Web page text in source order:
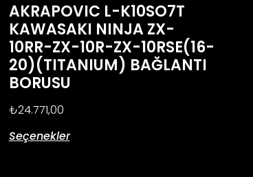
AKRAPOVIC L-K10SO7T
KAWASAKI NINJA ZX-
10RR-ZX-10R-ZX-10RSE(16-
20)(TITANIUM) BAĞLANTI
BORUSU
₺24.771,00
Seçenekler